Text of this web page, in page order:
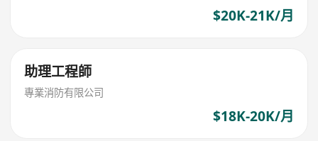
$20K-21K/月
助理工程師
專業消防有限公司
$18K-20K/月